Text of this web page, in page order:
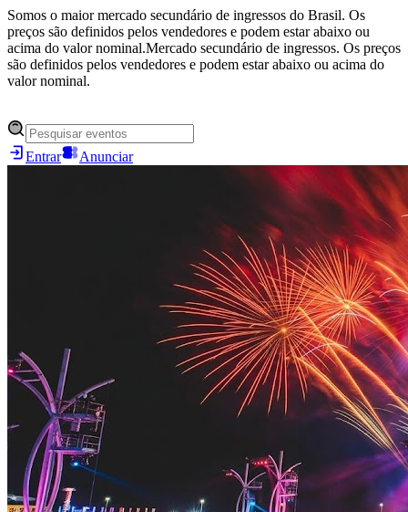
Somos o maior mercado secundário de ingressos do Brasil. Os
preços são definidos pelos vendedores e podem estar abaixo ou
acima do valor nominal.Mercado secundário de ingressos. Os preços
são definidos pelos vendedores e podem estar abaixo ou acima do
valor nominal.
Entrar Anunciar